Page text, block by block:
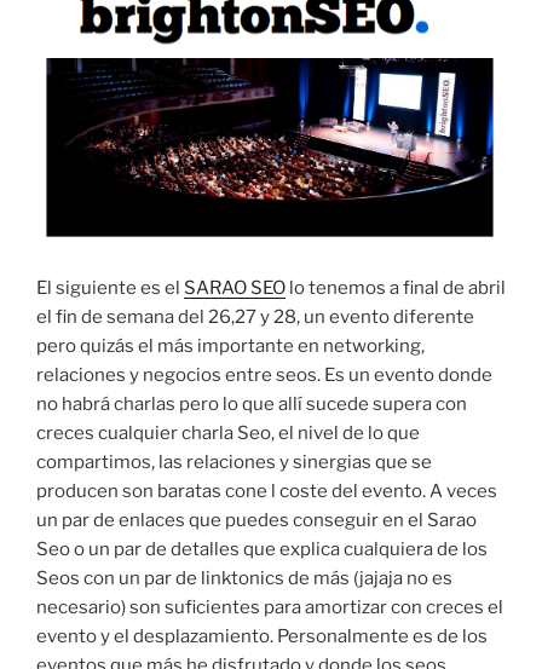
El siguiente es el SARAO SEO lo tenemos a final de abril
el fin de semana del 26,27 y 28, un evento diferente
pero quizás el más importante en networking,
relaciones y negocios entre seos. Es un evento donde
no habrá charlas pero lo que allí sucede supera con
creces cualquier charla Seo, el nivel de lo que
compartimos, las relaciones y sinergias que se
producen son baratas cone l coste del evento. A veces
un par de enlaces que puedes conseguir en el Sarao
Seo o un par de detalles que explica cualquiera de los
Seos con un par de linktonics de más (jajaja no es
necesario) son suficientes para amortizar con creces el
evento y el desplazamiento. Personalmente es de los